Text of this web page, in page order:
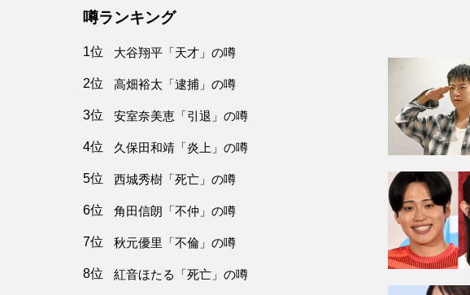
噂ランキング
1位 大谷翔平「天才」の噂
2位 高畑裕太「逮捕」の噂
3位 安室奈美恵「引退」の噂
4位 久保田和靖「炎上」の噂
5位 西城秀樹「死亡」の噂
6位 角田信朗「不仲」の噂
7位 秋元優里「不倫」の噂
8位 紅音ほたる「死亡」の噂